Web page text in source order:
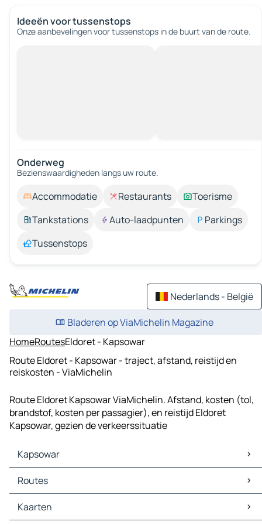
Ideeën voor tussenstops
Onze aanbevelingen voor tussenstops in de buurt van de route.
Onderweg
Bezienswaardigheden langs uw route.
Accommodatie Restaurants
Toerisme
Tankstations
Auto-laadpunten
Parkings
Tussenstops
Nederlands - België
Bladeren op ViaMichelin Magazine
HomeRoutesEldoret - Kapsowar
Route Eldoret - Kapsowar - traject, afstand, reistijd en
reiskosten - ViaMichelin
Route Eldoret Kapsowar ViaMichelin. Afstand, kosten (tol,
brandstof, kosten per passagier), en reistijd Eldoret
Kapsowar, gezien de verkeerssituatie
Kapsowar
Kapsowar Kaarten
Kapsowar Verkeer
Kapsowar Hotels
Kapsowar Restaurants
Routes
Routes Kapsowar - Chesetan
Routes Kapsowar - Moiben
Kaarten